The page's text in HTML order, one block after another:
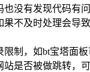
没有发现代码有
不及时处理会导
制，如bt宝塔面
是否被做跳转，